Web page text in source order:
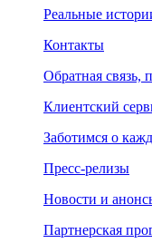
Реальные
Контакты
Обратная связь,
Клиентский
Заботимся о
Пресс-релизы
Новости и
Партнерская